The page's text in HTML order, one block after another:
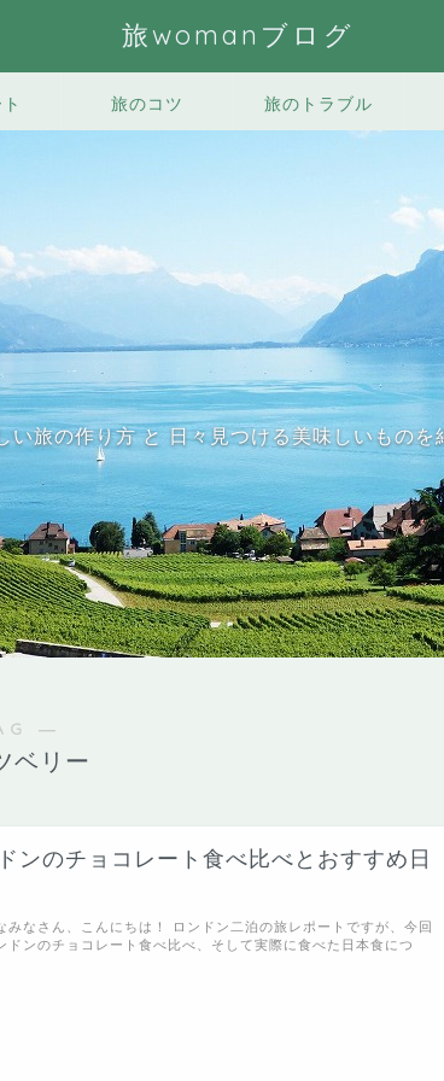
旅womanブログ
旅のコツ 旅のトラブル
い旅の作り方 と 日々見つける美味しいものを
―
ベリー
ンのチョコレート食べ比べとおすすめ日
みなさん、こんにちは！ ロンドン二泊の旅レポートですが、今回
ドンのチョコレート食べ比べ、そして実際に食べた日本食につ